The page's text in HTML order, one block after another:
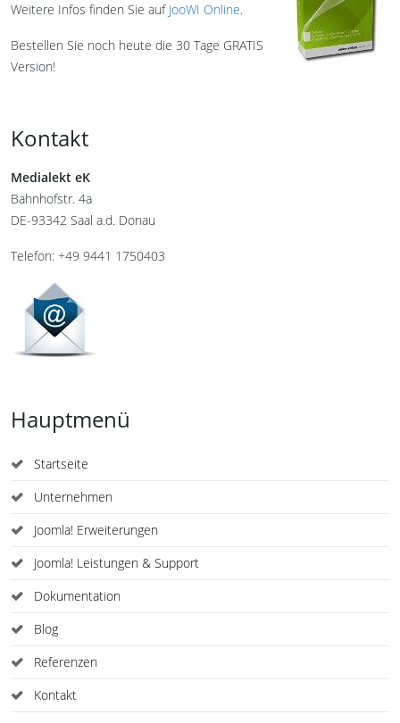
Weitere Infos finden Sie auf JooWI Online.
Bestellen Sie noch heute die 30 Tage GRATIS
Version!
Kontakt
Medialekt eK
Bahnhofstr. 4a
DE-93342 Saal a.d. Donau
Telefon: +49 9441 1750403
Hauptmenü
Startseite
Unternehmen
Joomla! Erweiterungen
Joomla! Leistungen & Support
Dokumentation
Blog
Referenzen
Kontakt